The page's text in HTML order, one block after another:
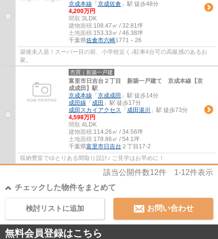
京成本線 「 京成佐倉 」駅 徒歩48分
4,200万円
間取:3LDK
建物面積:108.47㎡ / 32.81坪
土地面積:153.33㎡ / 46.38坪
千葉県佐倉市六崎1771－26
築後未入居！スーパー目の前、小学校近く♪駐車4台可の高級感のあるお
家。
売買｜新築一戸建
富里市日吉台２丁目 新築一戸建て 京成本線【京
成成田】駅
京成本線 「 京成成田 」駅 徒歩14分
成田線 「 成田 」駅 徒歩17分
成田スカイアクセス 「 成田湯川
」駅 徒歩73分
4,598万円
間取:4LDK
建物面積:114.26㎡ / 34.56坪
土地面積:178.86㎡ / 54.1坪
千葉県富里市日吉台 ２丁目17-2
収納豊富でゆとりある間取り設計♪ ご見学はお早めに！
該当公開件数12件 1-12件表示
チェックした物件をまとめて
お問い合わせ
検討リストに追加
無料会員登録はこちら